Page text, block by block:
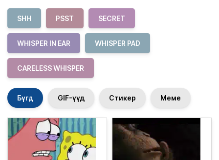
SHH PSST SECRET
WHISPER IN EAR WHISPER PAD
CARELESS WHISPER
Бүгд GIF-үүд Стикер Меме